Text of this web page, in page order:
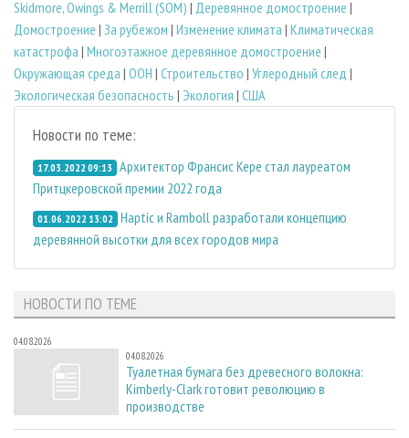
Skidmore, Owings & Merrill (SOM) | Деревянное домостроение |
Домостроение | За рубежом | Изменение климата | Климатическая
катастрофа | Многоэтажное деревянное домостроение |
Окружающая среда | ООН | Строительство | Углеродный след |
Экологическая безопасность | Экология | США
Новости по теме:
17.03.2022 09:13 Архитектор Франсис Кере стал лауреатом
Притцкеровской премии 2022 года
01.06.2022 13:02 Haptic и Ramboll разработали концепцию
деревянной высотки для всех городов мира
НОВОСТИ ПО ТЕМЕ
04.08.2026
04.08.2026
Туалетная бумага без древесного волокна:
Kimberly-Clark готовит революцию в
производстве